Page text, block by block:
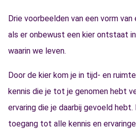
Drie voorbeelden van een vorm
als er onbewust een kier ontstaat
waarin we leven.
Door de kier kom je in tijd- en
kennis die je tot je genomen hebt
ervaring die je daarbij gevoeld hebt.
toegang tot alle kennis en